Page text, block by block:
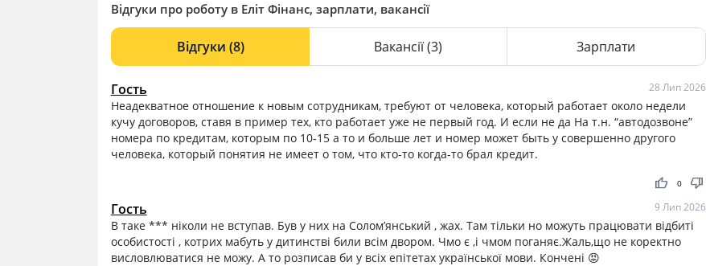
Відгуки про роботу в Еліт Фінанс, зарплати, вакансії
Відгуки (8) Вакансії(3) Зарплати
Гость 28 Лип 2026
Неадекватное отношение к новым сотрудникам, требуют от человека, который работает около недели
кучу договоров, ставя в пример тех, кто работает уже не первый год. И если не да На т.н. “автодозвоне”
номера по кредитам, которым по 10-15 а то и больше лет и номер может быть у совершенно другого
человека, который понятия не имеет о том, что кто-то когда-то брал кредит.
thumb_up thumb_down
0
Гость 9 Лип 2026
В таке *** ніколи не вступав. Був у них на Солом’янський , жах. Там тільки но можуть працювати відбиті
особистості , котрих мабуть у дитинстві били всім двором. Чмо є ,і чмом поганяє.Жаль,що не коректно
висловлюватися не можу. А то розписав би у всіх епітетах української мови. Кончені 😡